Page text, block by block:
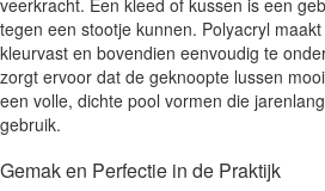
veerkracht. Een kleed of kussen is een
tegen een stootje kunnen. Polyacryl
kleurvast en bovendien eenvoudig te
zorgt ervoor dat de geknoopte lussen
een volle, dichte pool vormen die
gebruik.
Gemak en Perfectie in de Praktijk